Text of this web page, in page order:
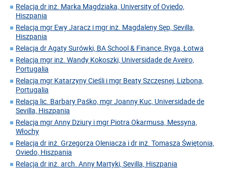
Relacja dr inż. Marka Magdziaka, University of Oviedo,
Hiszpania
Relacja mgr Ewy Jaracz i mgr inż. Magdaleny Sęp, Sevilla,
Hiszpania
Relacja dr Agaty Surówki, BA School & Finance, Ryga, Łotwa
Relacja mgr inż. Wandy Kokoszki, Universidade de Aveiro,
Portugalia
Relacja mgr Katarzyny Cieśli i mgr Beaty Szczęsnej, Lizbona,
Portugalia
Relacja lic. Barbary Paśko, mgr Joanny Kuc, Universidade de
Sevilla, Hiszpania
Relacja mgr Anny Dziury i mgr Piotra Okarmusa, Messyna,
Włochy
Relacja dr inż. Grzegorza Oleniacza i dr inż. Tomasza Świętonia,
Oviedo, Hiszpania
Relacja dr inż. arch. Anny Martyki, Sevilla, Hiszpania